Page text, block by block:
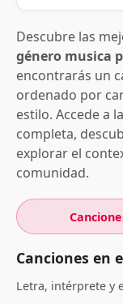
Descubre las
género musica
encontrarás un
ordenado por
estilo. Accede a
completa,
explorar el
comunidad.
Canciones en
Letra, intérprete y